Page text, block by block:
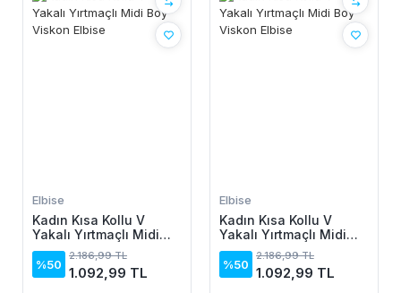
Elbise
Kadın Kısa Kollu V
Yakalı Yırtmaçlı Midi
Boy Viskon Elbise
%50
2.186,99 TL
1.092,99 TL
Elbise
Kadın Kısa Kollu V
Yakalı Yırtmaçlı Midi
Boy Viskon Elbise
%50
2.186,99 TL
1.092,99 TL